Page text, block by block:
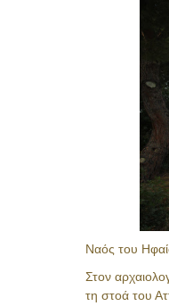
Ναός του
Στον
τη στοά του